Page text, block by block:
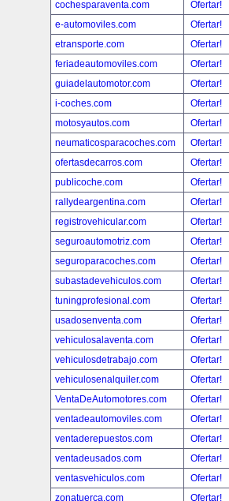
cochesparaventa.com
Ofertar!
e-automoviles.com
Ofertar!
etransporte.com
Ofertar!
feriadeautomoviles.com
Ofertar!
guiadelautomotor.com
Ofertar!
i-coches.com
Ofertar!
motosyautos.com
Ofertar!
neumaticosparacoches.com
Ofertar!
ofertasdecarros.com
Ofertar!
publicoche.com
Ofertar!
rallydeargentina.com
Ofertar!
registrovehicular.com
Ofertar!
seguroautomotriz.com
Ofertar!
seguroparacoches.com
Ofertar!
subastadevehiculos.com
Ofertar!
tuningprofesional.com
Ofertar!
usadosenventa.com
Ofertar!
vehiculosalaventa.com
Ofertar!
vehiculosdetrabajo.com
Ofertar!
vehiculosenalquiler.com
Ofertar!
VentaDeAutomotores.com
Ofertar!
ventadeautomoviles.com
Ofertar!
ventaderepuestos.com
Ofertar!
ventadeusados.com
Ofertar!
ventasvehiculos.com
Ofertar!
zonatuerca.com
Ofertar!